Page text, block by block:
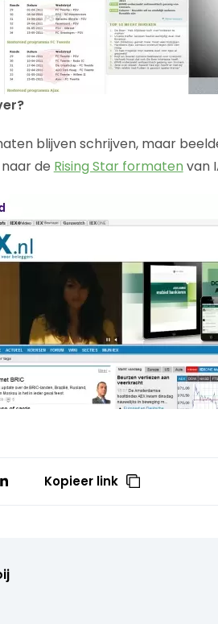
blijven schrijven, maar
de Rising Star formaten van
Kopieer link